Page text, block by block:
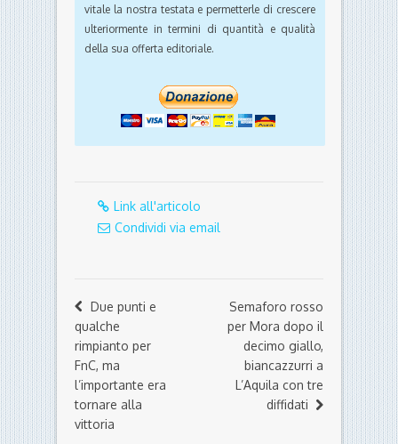
vitale la nostra testata e permetterle di crescere
ulteriormente in termini di quantità e qualità
della sua offerta editoriale.
Link all'articolo
Condividi via email
Due punti e
qualche
rimpianto per
FnC, ma
l’importante era
tornare alla
vittoria
Semaforo rosso
per Mora dopo il
decimo giallo,
biancazzurri a
L’Aquila con tre
diffidati